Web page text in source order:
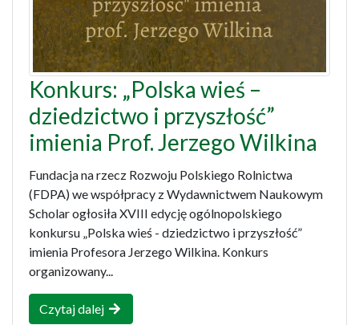
Konkurs: „Polska wieś –
dziedzictwo i przyszłość”
imienia Prof. Jerzego Wilkina
Fundacja na rzecz Rozwoju Polskiego Rolnictwa
(FDPA) we współpracy z Wydawnictwem Naukowym
Scholar ogłosiła XVIII edycję ogólnopolskiego
konkursu „Polska wieś - dziedzictwo i przyszłość”
imienia Profesora Jerzego Wilkina. Konkurs
organizowany...
Czytaj dalej